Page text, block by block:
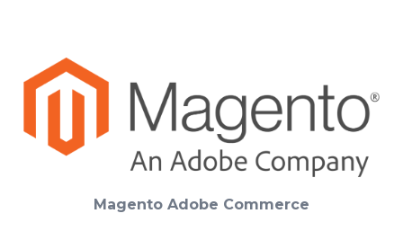
Magento Adobe Commerce